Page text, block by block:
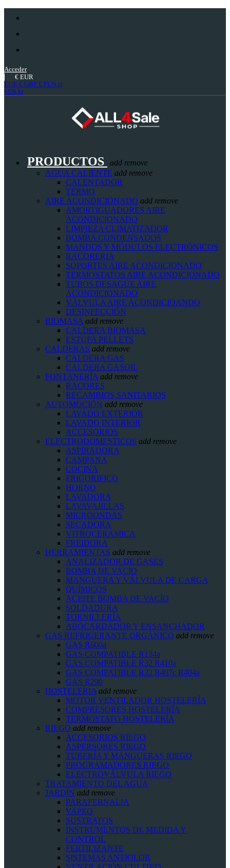
Acceder
€ EUR
EUR € GBP £ PLN zł
SEK kr
PRODUCTOS add remove
AGUA CALIENTE add remove
CALENTADOR
TERMO
AIRE ACONDICIONADO add remove
AMORTIGUADORES AIRE
ACONDICIONADO
LIMPIEZA CLIMATIZADOR
BOMBA CONDENSADOS
MANDOS Y MÓDULOS ELECTRÓNICOS
RACORERIA
SOPORTES AIRE ACONDICIONADO
TERMOSTATOS AIRE ACONDICIONADO
TUBOS DESAGÜE AIRE
ACONDICIONADO
VÁLVULA AIRE ACONDICIOANDO
DESINFECCIÓN
BIOMASA add remove
CALDERA BIOMASA
ESTUFA PELLETS
CALDERAS add remove
CALDERA GAS
CALDERA GASOIL
FONTANERÍA add remove
RACORES
RECAMBIOS SANITARIOS
AUTOMOCIÓN add remove
LAVADO EXTERIOR
LAVADO INTERIOR
ACCESORIOS
ELECTRODOMESTICOS add remove
ASPIRADORA
CAMPANA
COCINA
FRIGORIFICO
HORNO
LAVADORA
LAVAVAJILLAS
MICROONDAS
SECADORA
VITROCERAMICA
FREIDORA
HERRAMIENTAS add remove
ANALIZADOR DE GASES
BOMBA DE VACIO
MANGUERA Y VÁLVULA DE CARGA
QUÍMICOS
ACEITE BOMBA DE VACÍO
SOLDADURA
TORNILLERÍA
ABOCARDADOR Y ENSANCHADOR
GAS REFRIGERANTE ORGÁNICO add remove
GAS R600a
GAS COMPATIBLE R134a
GAS COMPATIBLE R32 R410a
GAS COMPATIBLE R22 R407c R404a
GAS R290
HOSTELERIA add remove
MOTOR VENTILADOR HOSTELERÍA
COMPRESORES HOSTELERÍA
TERMOSTATO HOSTELERÍA
RIEGO add remove
ACCESORIOS RIEGO
ASPERSORES RIEGO
TUBERÍA Y MANGUERAS RIEGO
PROGRAMADORES RIEGO
ELECTROVÁLVULA RIEGO
TRATAMIENTO DEL AGUA
JARDÍN add remove
PARAFERNALIA
VAPEO
SUSTRATOS
INSTRUMENTOS DE MEDIDA Y
CONTROL
FERTILIZANTE
SISTEMAS ANTIOLOR